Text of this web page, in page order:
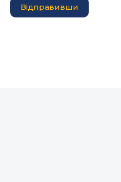
Відправивши